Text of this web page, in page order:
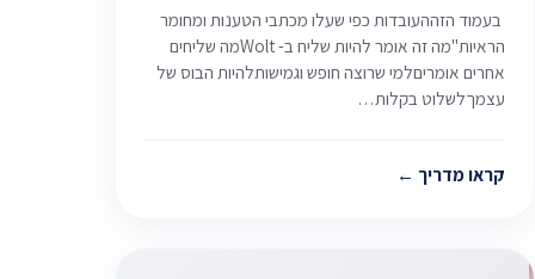
בעמוד הזההעובדות כפי שעלו מכתבי הטענות ומחומר
הראיות"מה זה אומר להיות שליח ב- Woltמה שליחים
אחרים אומריםלמי שרוצה חופש וגמישותלהיות הבוס של
עצמךלשלוט בקלות…
קראו מדריך